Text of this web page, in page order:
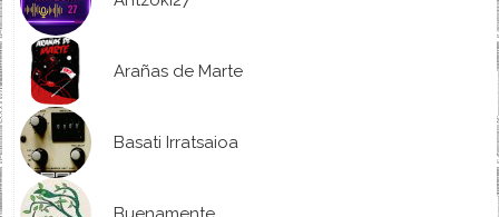
Arañas de Marte
Basati Irratsaioa